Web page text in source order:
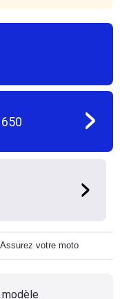
Assurez votre moto